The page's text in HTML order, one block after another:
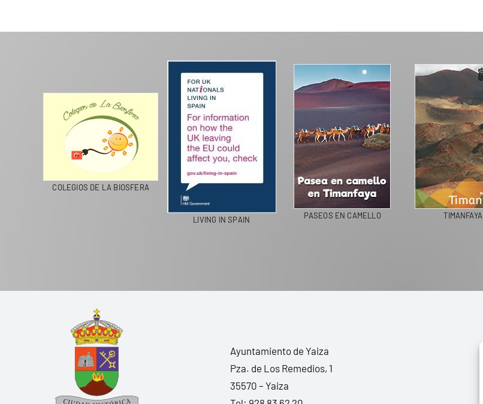
COLEGIOS DE LA BIOSFERA
LIVING IN SPAIN PASEOS EN CAMELLO TIMANFAYA
Ayuntamiento de Yaiza
Pza. de Los Remedios, 1
35570 – Yaiza